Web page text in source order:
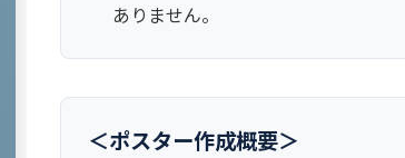
ありません。
＜ポスター作成概要＞